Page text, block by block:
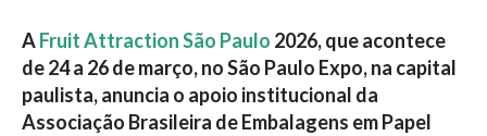
AFruit Attraction São Paulo 2026, que acontece
de 24 a 26 de março, no São Paulo Expo, na capital
paulista, anuncia o apoio institucional da
Associação Brasileira de Embalagens em Papel